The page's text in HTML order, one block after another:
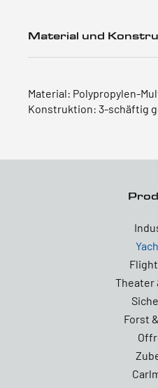
Material und
Material: Polypropylen-
Konstruktion: 3-schäftig
Theater
Forst